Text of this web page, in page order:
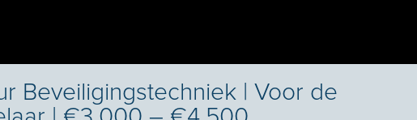
Beveiligingstechniek | Voor de